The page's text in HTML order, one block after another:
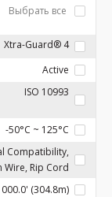
Выбрать все
Xtra-Guard® 4
Active
ISO 10993
-50°C ~ 125°C
Compatibility,
Wire, Rip Cord
(304.8m)